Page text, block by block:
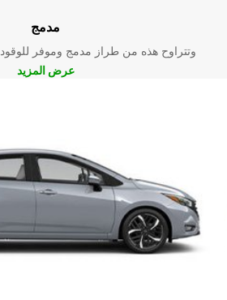
مدمج
وتتراوح هذه من طراز مدمج وموفر
عرض المزيد